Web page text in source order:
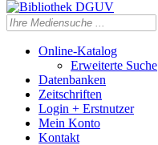
Online-Katalog
Erweiterte Suche
Datenbanken
Zeitschriften
Login + Erstnutzer
Mein Konto
Kontakt